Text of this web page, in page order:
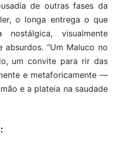
de outras fases da
o longa entrega o que
nostálgica, visualmente
“Um Maluco no
um convite para rir das
e metaforicamente —
e a plateia na saudade